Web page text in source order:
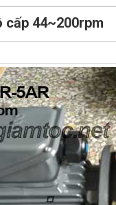
44~200rpm